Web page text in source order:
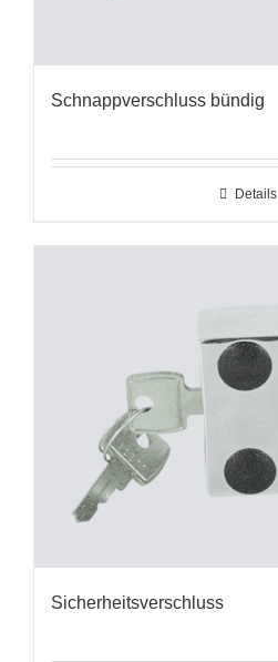
Schnappverschluss bündig
Details
Sicherheitsverschluss